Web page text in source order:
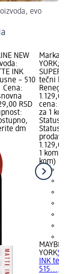
evo
NEW
INK
– 510
Cena:
RSD
dm
Marka:
YORK;
SUPER
tečni
1.129,00
cena: 1
za 1
Status
Status
1.129,00
1 kom
kom)
YORK
INK
515..., 1